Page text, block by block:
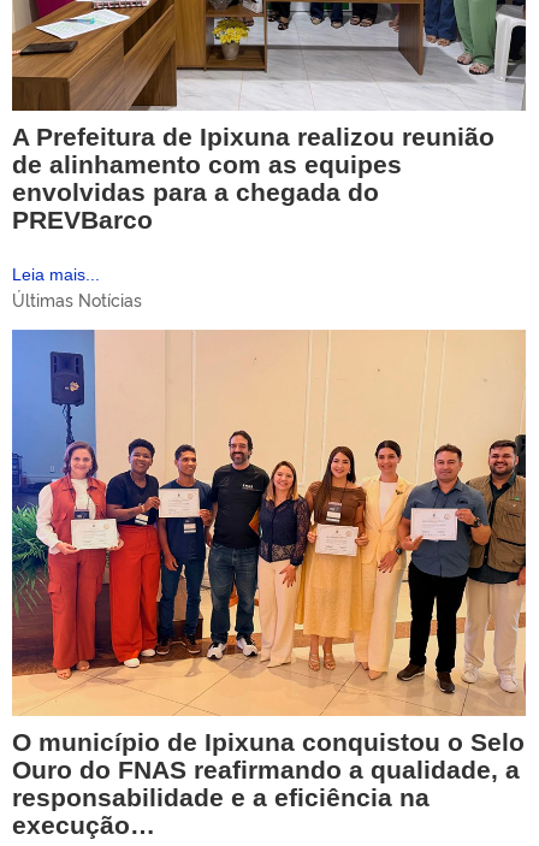
A Prefeitura de Ipixuna realizou reunião
de alinhamento com as equipes
envolvidas para a chegada do
PREVBarco
Leia mais...
Últimas Notícias
O município de Ipixuna conquistou o Selo
Ouro do FNAS reafirmando a qualidade, a
responsabilidade e a eficiência na
execução…